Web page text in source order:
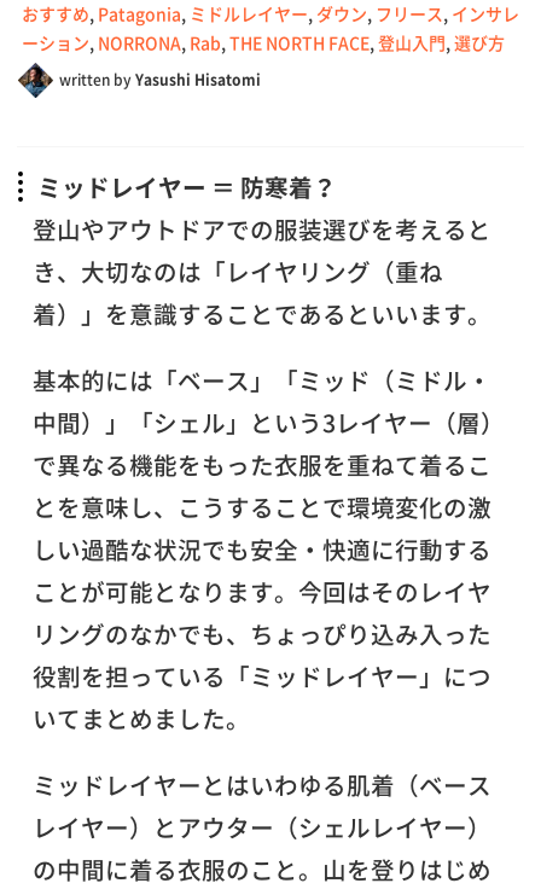
おすすめ, Patagonia, ミドルレイヤー, ダウン, フリース, インサレ
ーション, NORRONA, Rab,THE NORTH FACE,登山入門,選び方
written byYasushi Hisatomi
ミッドレイヤー ＝ 防寒着？
登山やアウトドアでの服装選びを考えると
き、大切なのは「レイヤリング（重ね
着）」を意識することであるといいます。
基本的には「ベース」「ミッド（ミドル・
中間）」「シェル」という3レイヤー（層）
で異なる機能をもった衣服を重ねて着るこ
とを意味し、こうすることで環境変化の激
しい過酷な状況でも安全・快適に行動する
ことが可能となります。今回はそのレイヤ
リングのなかでも、ちょっぴり込み入った
役割を担っている「ミッドレイヤー」につ
いてまとめました。
ミッドレイヤーとはいわゆる肌着（ベース
レイヤー）とアウター（シェルレイヤー）
の中間に着る衣服のこと。山を登りはじめ